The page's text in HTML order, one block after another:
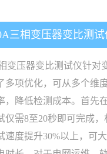
三相变压器变比测
？
变压器变比测试仪针对
多项优化，可从多个维
，降低检测成本。首先
仅需8至20秒即可完成，
速度提升30%以上，可